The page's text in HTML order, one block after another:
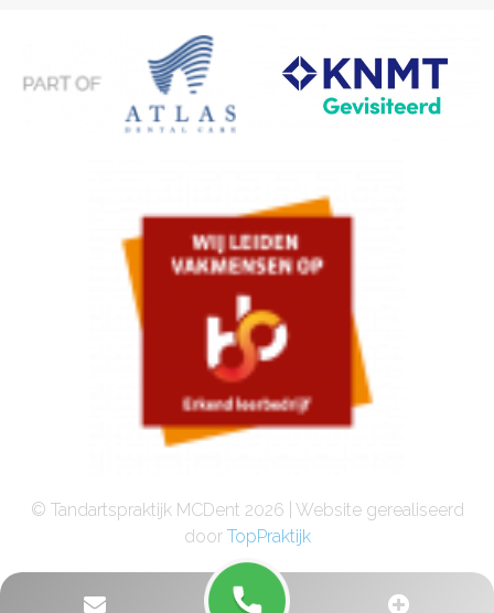
© Tandartspraktijk MCDent 2026 | Website gerealiseerd
door TopPraktijk